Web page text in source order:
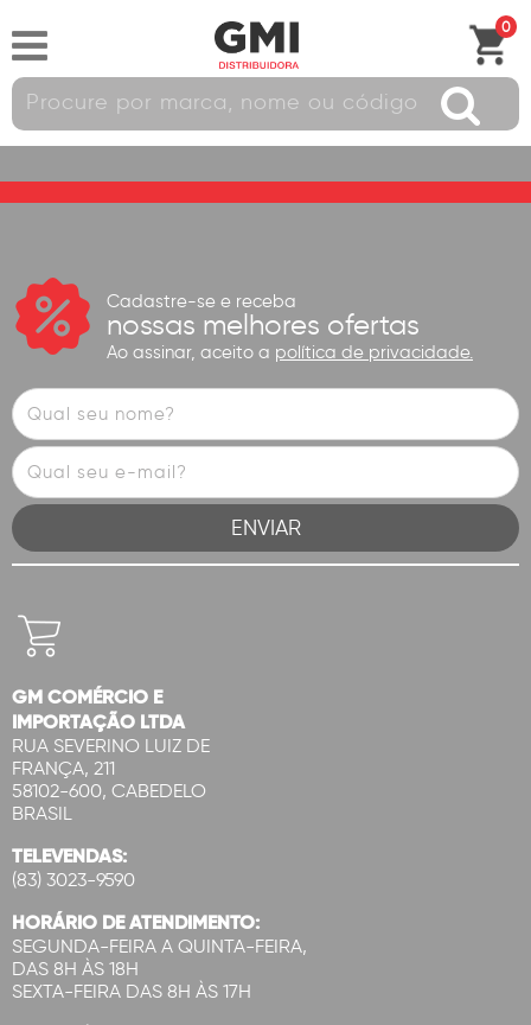
0
Cadastre-se e receba
nossas melhores ofertas
Ao assinar, aceito a política de privacidade.
GM COMÉRCIO E
IMPORTAÇÃO LTDA
RUA SEVERINO LUIZ DE
FRANÇA, 211
58102-600, CABEDELO
BRASIL
TELEVENDAS:
(83) 3023-9590
HORÁRIO DE ATENDIMENTO:
SEGUNDA-FEIRA A QUINTA-FEIRA,
DAS 8H ÀS 18H
SEXTA-FEIRA DAS 8H ÀS 17H